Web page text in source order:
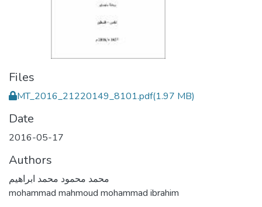
Files
MT_2016_21220149_8101.pdf(1.97 MB)
Date
2016-05-17
Authors
محمد محمود محمد ابراهيم
mohammad mahmoud mohammad ibrahim